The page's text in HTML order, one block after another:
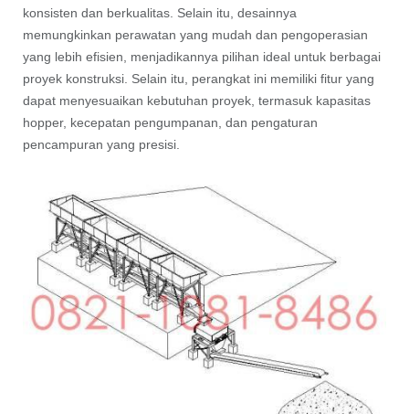
konsisten dan berkualitas. Selain itu, desainnya
memungkinkan perawatan yang mudah dan pengoperasian
yang lebih efisien, menjadikannya pilihan ideal untuk berbagai
proyek konstruksi. Selain itu, perangkat ini memiliki fitur yang
dapat menyesuaikan kebutuhan proyek, termasuk kapasitas
hopper, kecepatan pengumpanan, dan pengaturan
pencampuran yang presisi.